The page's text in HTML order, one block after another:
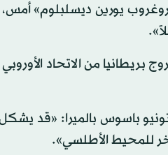
يورين ديسلبلوم»
بريطانيا من الاتحاد
باسوس بالميرا: «قد
للمحيط الأطلسي».